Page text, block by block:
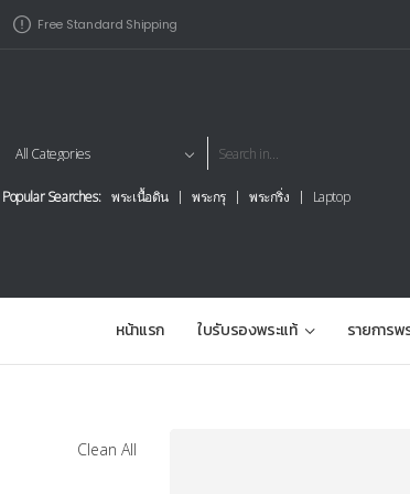
Free Standard Shipping
Popular Searches: พระเนื้อดิน พระกรุ พระกริ่ง Laptop
หน้าแรก ใบรับรองพระแท้ รายการพ
Clean All